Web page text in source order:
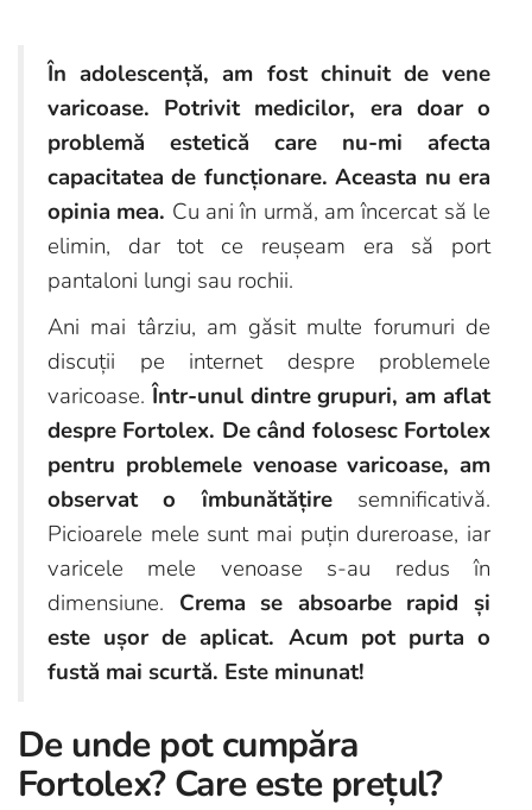
În adolescență, am fost chinuit de vene
varicoase. Potrivit medicilor, era doar o
problemă estetică care nu-mi afecta
capacitatea de funcționare. Aceasta nu era
opinia mea. Cu ani în urmă, am încercat să le
elimin, dar tot ce reușeam era să port
pantaloni lungi sau rochii.
Ani mai târziu, am găsit multe forumuri de
discuții pe internet despre problemele
varicoase. Într-unul dintre grupuri, am aflat
despre Fortolex. De când folosesc Fortolex
pentru problemele venoase varicoase, am
observat o îmbunătățiresemnificativă.
Picioarele mele sunt mai puțin dureroase, iar
varicele mele venoase s-au redus în
dimensiune. Crema se absoarbe rapid și
este ușor de aplicat. Acum pot purta o
fustă mai scurtă. Este minunat!
De unde pot cumpăra
Fortolex? Care este prețul?